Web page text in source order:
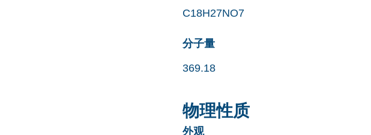
C18H27NO7
分子量
369.18
物理性质
外观